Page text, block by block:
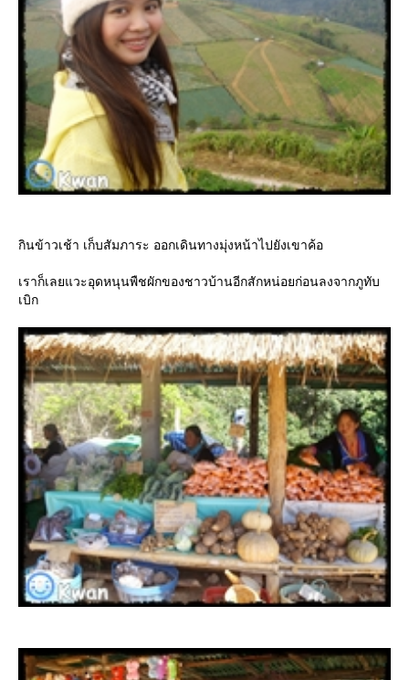
กินข้าวเช้า เก็บสัมภาระ ออกเดินทางมุ่งหน้าไปยังเขาค้อ
เราก็เลยแวะอุดหนุนพืชผักของชาวบ้านอีกสักหน่อยก่อนลงจากภูทับ
เบิก